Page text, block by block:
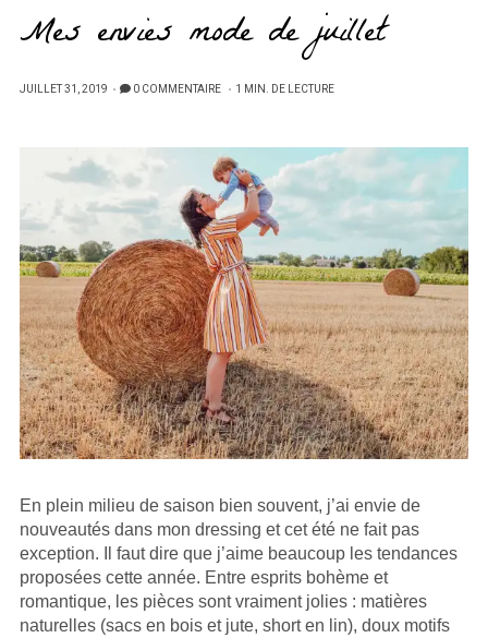
Mes envies mode de juillet
PUBLIÉ
JUILLET 31, 2019 0 COMMENTAIRE 1 MIN. DE LECTURE
En plein milieu de saison bien souvent, j’ai envie de
nouveautés dans mon dressing et cet été ne fait pas
exception. Il faut dire que j’aime beaucoup les tendances
proposées cette année. Entre esprits bohème et
romantique, les pièces sont vraiment jolies : matières
naturelles (sacs en bois et jute, short en lin), doux motifs